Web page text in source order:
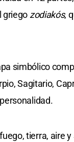
griegozodiakós,
simbólico
Sagitario,
tierra, aire